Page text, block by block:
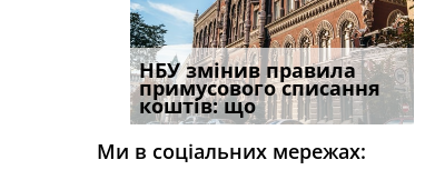
НБУ змінив правила
примусового списання
коштів: що
Водії можуть отримати
компенсацію за
незаконні дії
Ми в соціальних мережах: